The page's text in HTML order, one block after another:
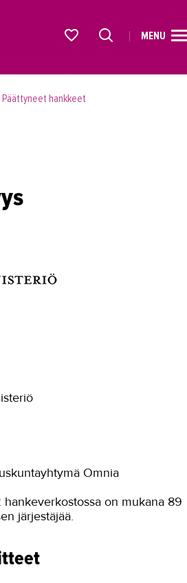
II
-koulutukset
MENU
Päättyneet hankkeet
Omnia
hankeverkostossa on mukana 89
järjestäjää.